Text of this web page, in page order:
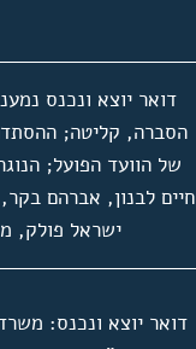
דואר יוצא ונכנס
הסברה, קליטה;
של הוועד הפועל;
חיים לבנון, אברהם
ישראל פולק,
דואר יוצא ונכנס: